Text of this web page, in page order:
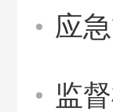
应
监